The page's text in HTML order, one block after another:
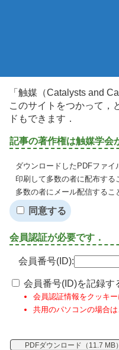
「触媒（Catalysts and
このサイトをつかって，
ドもできます．
記事の著作権は触媒学会
ダウンロードしたPDFファ
印刷して多数の者に配布する
多数の者にメール配信するこ
同意する
会員認証が必要です．
会員番号(ID):
会員番号(ID)を記録す
会員認証情報をクッキ
共用のパソコンの場合
PDFダウンロード（11.7 MB）